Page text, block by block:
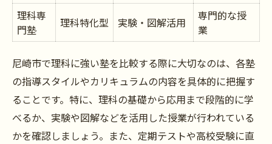
性格別に見る理科塾の選び方早見表
子どもの個性に合わせた塾選びのコツ
親子で考える理科塾選びのポイント
塾の雰囲気が子どもに与える影響
受験対策で理科強化を目指すなら
受験対策向け理科塾の指導内容比較
理科専
門塾
理科特化型 実験・図解活用
専門的な授
業
尼崎市で理科に強い塾を比較する際に大切なのは、各塾
の指導スタイルやカリキュラムの内容を具体的に把握す
ることです。特に、理科の基礎から応用まで段階的に学
べるか、実験や図解などを活用した授業が行われている
かを確認しましょう。また、定期テストや高校受験に直